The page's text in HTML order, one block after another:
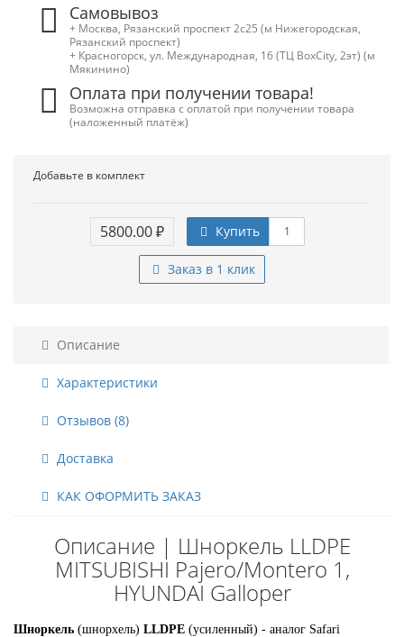
Самовывоз
+ Москва, Рязанский проспект 2с25 (м Нижегородская,
Рязанский проспект)
+ Красногорск, ул. Международная, 16 (ТЦ BoxСity, 2эт) (м
Мякинино)
Оплата при получении товара!
Возможна отправка с оплатой при получении товара
(наложенный платёж)
Добавьте в комплект
5800.00 ₽ Купить
Заказ в 1 клик
Описание
Характеристики
Отзывов (8)
Доставка
КАК ОФОРМИТЬ ЗАКАЗ
Описание | Шноркель LLDPE
MITSUBISHI Pajero/Montero 1,
HYUNDAI Galloper
Шноркель (шнорхель) LLDPE (усиленный) - аналог Safari